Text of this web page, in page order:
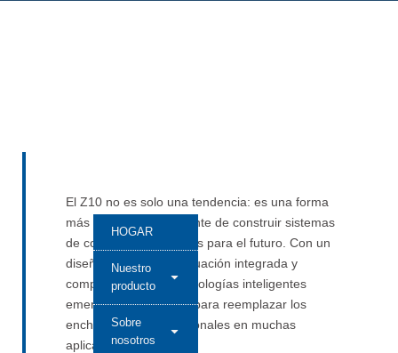
HOGAR
Nuestro
producto
Sobre
nosotros
El Z10 no es solo una tendencia: es una forma
más inteligente y eficiente de construir sistemas
de control de fotocélulas para el futuro. Con un
diseño compacto, atenuación integrada y
compatibilidad con tecnologías inteligentes
emergentes, está listo para reemplazar los
enchufes NEMA tradicionales en muchas
aplicaciones.